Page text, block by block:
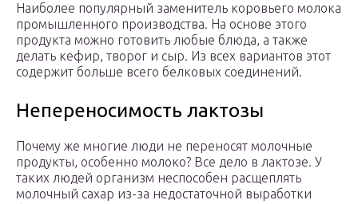
Наиболее популярный заменитель коровьего молока
промышленного производства. На основе этого
продукта можно готовить любые блюда, а также
делать кефир, творог и сыр. Из всех вариантов этот
содержит больше всего белковых соединений.
Непереносимость лактозы
Почему же многие люди не переносят молочные
продукты, особенно молоко? Все дело в лактозе. У
таких людей организм неспособен расщеплять
молочный сахар из-за недостаточной выработки